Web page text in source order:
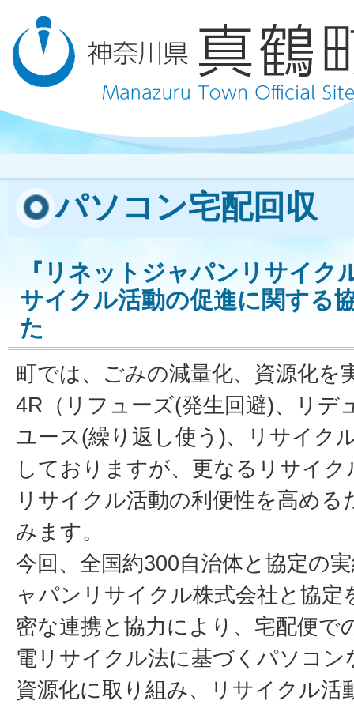
パソコン宅配回収
『リネットジャパンリサイク
サイクル活動の促進に関する
た
町では、ごみの減量化、資源化を
4R（リフューズ(発生回避)、リデ
ユース(繰り返し使う)、リサイク
しておりますが、更なるリサイ
リサイクル活動の利便性を高める
みます。
今回、全国約300自治体と協定の
ャパンリサイクル株式会社と協定
密な連携と協力により、宅配便で
電リサイクル法に基づくパソコン
資源化に取り組み、リサイクル活